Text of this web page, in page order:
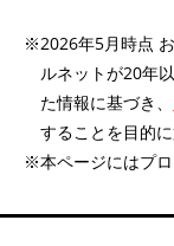
亀山歯
あつし
北九州
※2026年5月時点
ルネットが20年
た情報に基づき、
することを目的
※本ページにはプロ